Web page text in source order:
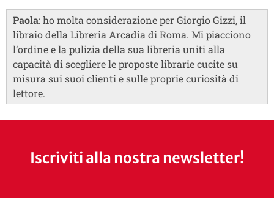
Paola: ho molta considerazione per Giorgio Gizzi, il
libraio della Libreria Arcadia di Roma. Mi piacciono
l’ordine e la pulizia della sua libreria uniti alla
capacità di scegliere le proposte librarie cucite su
misura sui suoi clienti e sulle proprie curiosità di
lettore.
Iscriviti alla nostra newsletter!